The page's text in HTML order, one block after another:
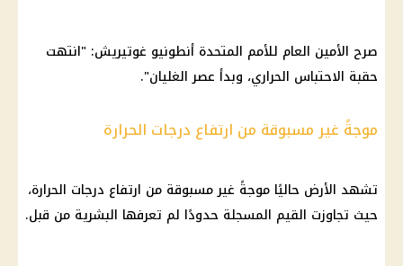
صرح الأمين العام للأمم المتحدة أنطونيو غوتيريش: "انتهت
حقبة الاحتباس الحراري، وبدأ عصر الغليان".
موجةً غير مسبوقة من ارتفاع درجات الحرارة
تشهد الأرض حاليًا موجةً غير مسبوقة من ارتفاع درجات الحرارة،
حيث تجاوزت القيم المسجلة حدودًا لم تعرفها البشرية من قبل.